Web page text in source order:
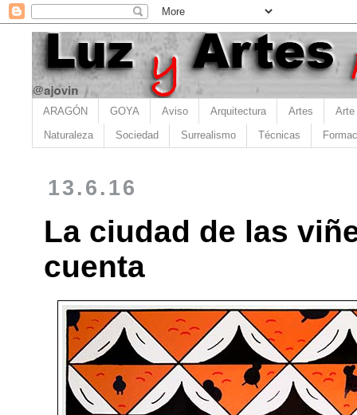
ARAGÓN GOYA Aviso Arquitectura Artes Arte
Naturaleza Sociedad Surrealismo Técnicas
13.6.16
La ciudad de las
cuenta